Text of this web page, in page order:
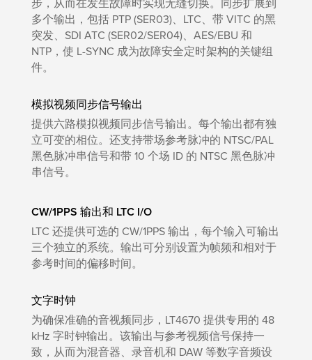
步，从而在发生故障时实现无缝切换。同步扩展到
多个输出，包括 PTP (SER03)、LTC、带 VITC 的黑
突发、SDI ATC (SER02/SER04)、AES/EBU 和
NTP，使 L-SYNC 成为故障安全定时架构的关键组
件。
模拟视频同步信号输出
提供六路模拟视频同步信号输出。每个输出都有独
立可变的相位。还支持带场参考脉冲的 NTSC/PAL
黑色脉冲串信号和带 10 个场 ID 的 NTSC 黑色脉冲
串信号。
CW/1PPS 输出和 LTC I/O
LTC 还提供可选的 CW/1PPS 输出，每个输入可输出
三个独立的系统。输出可分别设置为帧频和相对于
参考时间的偏移时间。
文字时钟
为确保准确的音视频同步，LT4670 提供专用的 48
kHz 字时钟输出。该输出与参考视频信号保持一
致，从而为混音器、录音机和 DAW 等数字音频设